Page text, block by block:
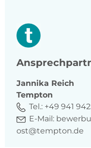
Jannika Reich
Tempton
Tel.: +49 941
E-Mail:
ost@tempton.de